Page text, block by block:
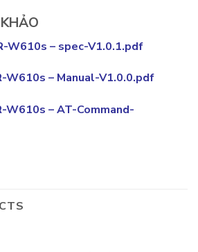
W610s – spec-V1.0.1.pdf
W610s – Manual-V1.0.0.pdf
W610s – AT-Command-